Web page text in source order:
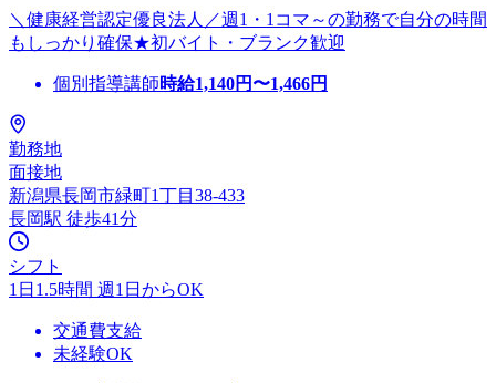
＼健康経営認定優良法人／週1・1コマ～の勤務で自分の時間
もしっかり確保★初バイト・ブランク歓迎
個別指導講師時給1,140円〜1,466円
勤務地
面接地
新潟県長岡市緑町1丁目38-433
長岡駅 徒歩41分
シフト
1日1.5時間 週1日からOK
交通費支給
未経験OK